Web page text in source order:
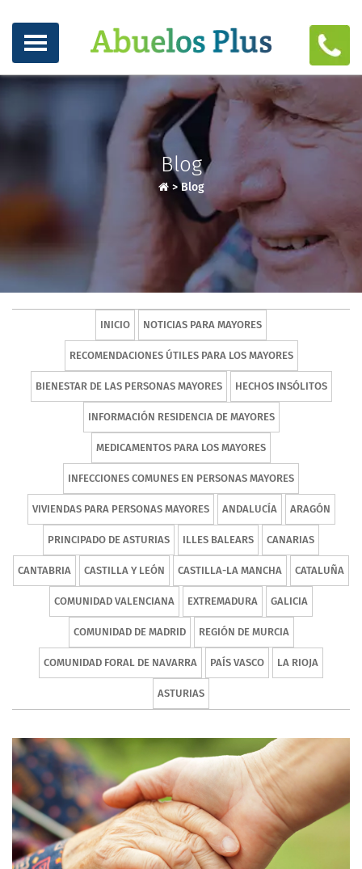
Blog
>Blog
INICIO NOTICIAS PARA MAYORES
RECOMENDACIONES ÚTILES PARA LOS MAYORES
BIENESTAR DE LAS PERSONAS MAYORES HECHOS INSÓLITOS
INFORMACIÓN RESIDENCIA DE MAYORES
MEDICAMENTOS PARA LOS MAYORES
INFECCIONES COMUNES EN PERSONAS MAYORES
VIVIENDAS PARA PERSONAS MAYORES ANDALUCÍA ARAGÓN
PRINCIPADO DE ASTURIAS ILLES BALEARS CANARIAS
CANTABRIA CASTILLA Y LEÓN CASTILLA-LA MANCHA CATALUÑA
COMUNIDAD VALENCIANA EXTREMADURA GALICIA
COMUNIDAD DE MADRID REGIÓN DE MURCIA
COMUNIDAD FORAL DE NAVARRA PAÍS VASCO LA RIOJA
ASTURIAS